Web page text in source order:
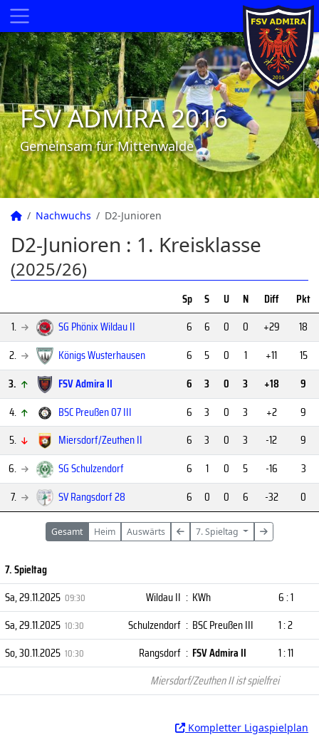
FSV ADMIRA 2016
Gemeinsam für Mittenwalde
Nachwuchs D2-Junioren
D2-Junioren : 1. Kreisklasse
(2025/26)
Sp S U N Diff
Pkt
1.
SG Phönix Wildau II 6 6 0 0 +29
18
2.
Königs Wusterhausen 6 5 0 1 +11
15
3.
FSV Admira II 6 3 0 3 +18
9
4.
BSC Preußen 07 III 6 3 0 3 +2
9
5.
Miersdorf/Zeuthen II 6 3 0 3 -12
9
6.
SG Schulzendorf 6 1 0 5 -16
3
7.
SV Rangsdorf 28 6 0 0 6 -32 0
Gesamt Heim Auswärts 7. Spieltag
7. Spieltag
Sa, 29.11.2025 09:30 Wildau II : KWh
6 : 1
Sa, 29.11.2025 10:30 Schulzendorf : BSC Preußen III
1 : 2
So, 30.11.2025 10:30 Rangsdorf : FSV Admira II
1 : 11
Miersdorf/Zeuthen II ist spielfrei
Kompletter Ligaspielplan